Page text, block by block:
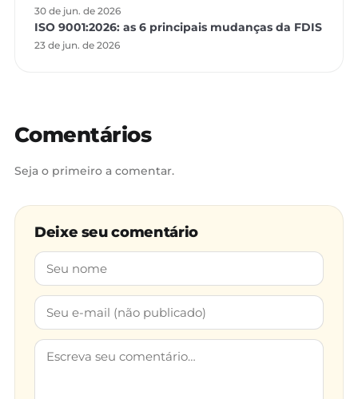
30 de jun. de 2026
ISO 9001:2026: as 6 principais mudanças da FDIS
23 de jun. de 2026
Comentários
Seja o primeiro a comentar.
Deixe seu comentário